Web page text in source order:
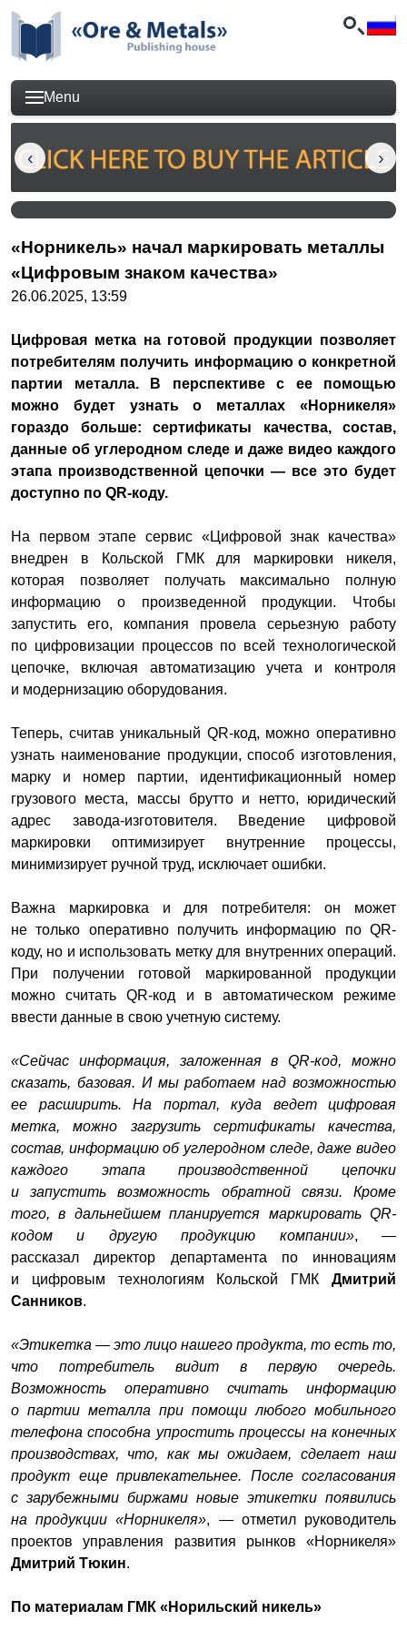
Menu
«Норникель» начал маркировать металлы
«Цифровым знаком качества»
26.06.2025, 13:59
Цифровая метка на готовой продукции позволяет
потребителям получить информацию о конкретной
партии металла. В перспективе с ее помощью
можно будет узнать о металлах «Норникеля»
гораздо больше: сертификаты качества, состав,
данные об углеродном следе и даже видео каждого
этапа производственной цепочки — все это будет
доступно по QR-коду.
На первом этапе сервис «Цифровой знак качества»
внедрен в Кольской ГМК для маркировки никеля,
которая позволяет получать максимально полную
информацию о произведенной продукции. Чтобы
запустить его, компания провела серьезную работу
по цифровизации процессов по всей технологической
цепочке, включая автоматизацию учета и контроля
и модернизацию оборудования.
Теперь, считав уникальный QR-код, можно оперативно
узнать наименование продукции, способ изготовления,
марку и номер партии, идентификационный номер
грузового места, массы брутто и нетто, юридический
адрес завода-изготовителя. Введение цифровой
маркировки оптимизирует внутренние процессы,
минимизирует ручной труд, исключает ошибки.
Важна маркировка и для потребителя: он может
не только оперативно получить информацию по QR-
коду, но и использовать метку для внутренних операций.
При получении готовой маркированной продукции
можно считать QR-код и в автоматическом режиме
ввести данные в свою учетную систему.
«Сейчас информация, заложенная в QR-код, можно
сказать, базовая. И мы работаем над возможностью
ее расширить. На портал, куда ведет цифровая
метка, можно загрузить сертификаты качества,
состав, информацию об углеродном следе, даже видео
каждого этапа производственной цепочки
и запустить возможность обратной связи. Кроме
того, в дальнейшем планируется маркировать QR-
кодом и другую продукцию компании», —
рассказал директор департамента по инновациям
и цифровым технологиям Кольской ГМК Дмитрий
Санников.
«Этикетка — это лицо нашего продукта, то есть то,
что потребитель видит в первую очередь.
Возможность оперативно считать информацию
о партии металла при помощи любого мобильного
телефона способна упростить процессы на конечных
производствах, что, как мы ожидаем, сделает наш
продукт еще привлекательнее. После согласования
с зарубежными биржами новые этикетки появились
на продукции «Норникеля», — отметил руководитель
проектов управления развития рынков «Норникеля»
Дмитрий Тюкин.
По материалам ГМК «Норильский никель»